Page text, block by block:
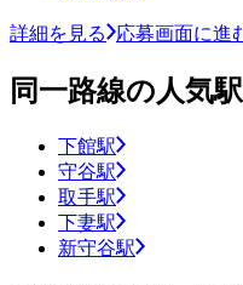
詳細を見る 応募画面に進
同一路線の人気
下館駅
守谷駅
取手駅
下妻駅
新守谷駅